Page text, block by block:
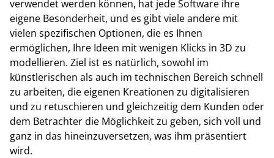
verwendet werden können, hat jede Software ihre
eigene Besonderheit, und es gibt viele andere mit
vielen spezifischen Optionen, die es Ihnen
ermöglichen, Ihre Ideen mit wenigen Klicks in 3D zu
modellieren. Ziel ist es natürlich, sowohl im
künstlerischen als auch im technischen Bereich schnell
zu arbeiten, die eigenen Kreationen zu digitalisieren
und zu retuschieren und gleichzeitig dem Kunden oder
dem Betrachter die Möglichkeit zu geben, sich voll und
ganz in das hineinzuversetzen, was ihm präsentiert
wird.